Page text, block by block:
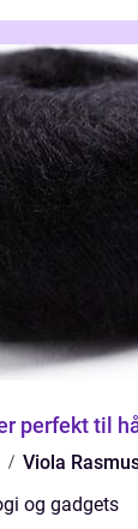
perfekt til
Viola
og gadgets